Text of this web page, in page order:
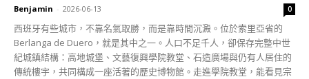
Benjamin - 2026-06-13 0
西班牙有些城市，不靠名氣取勝，而是靠時間沉澱。位於索里亞省的
Berlanga de Duero，就是其中之一。人口不足千人，卻保存完整中世
紀城鎮結構：高地城堡、文藝復興學院教堂、石造廣場與仍有人居住的
傳統樓宇，共同構成一座活著的歷史博物館。走進學院教堂，能看見宗